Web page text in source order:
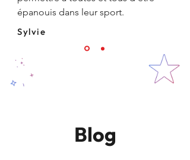
épanouis dans leur sport.
Sylvie
Blog